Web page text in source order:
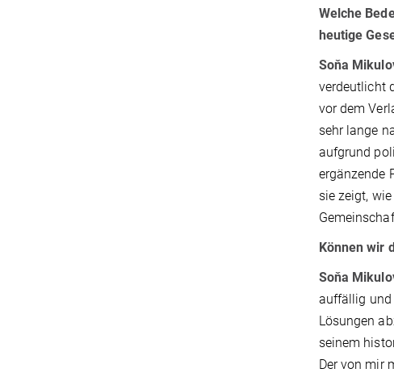
Welche
heutige
Soňa
verdeutlicht
vor dem
sehr lange
aufgrund
ergänzende
sie zeigt,
Können wir
Soňa
auffällig und
Lösungen
seinem
Der von mir